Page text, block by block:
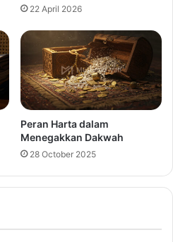
22 April 2026
Peran Harta dalam
Menegakkan Dakwah
28 October 2025